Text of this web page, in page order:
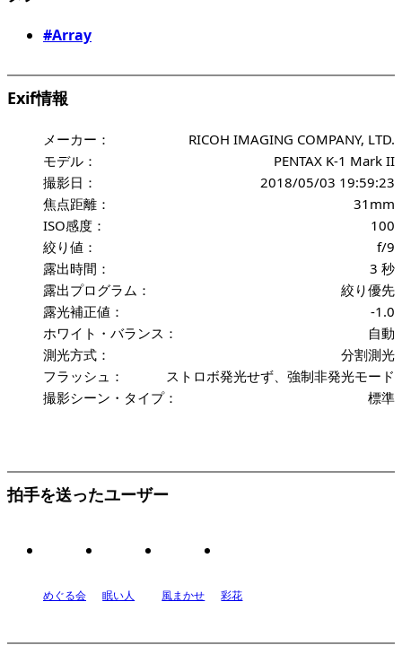
#Array
Exif情報
メーカー：
RICOH IMAGING COMPANY, LTD.
モデル：
PENTAX K-1 Mark II
撮影日：
2018/05/03 19:59:23
焦点距離：
31mm
ISO感度：
100
絞り値：
f/9
露出時間：
3 秒
露出プログラム：
絞り優先
露光補正値：
-1.0
ホワイト・バランス：
自動
測光方式：
分割測光
フラッシュ：
ストロボ発光せず、強制非発光モード
撮影シーン・タイプ：
標準
拍手を送ったユーザー
めぐる会 眠い人 風まかせ 彩花